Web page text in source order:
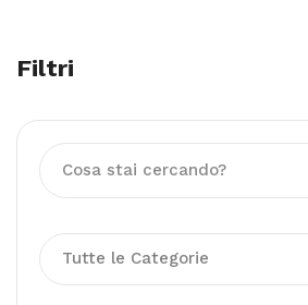
Filtri
Tutte le Categorie